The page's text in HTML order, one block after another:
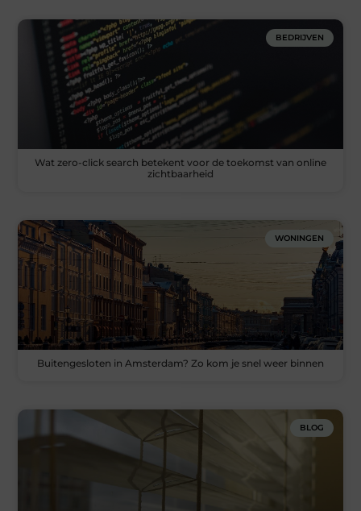
BEDRIJVEN
Wat zero-click search betekent voor de toekomst van online
zichtbaarheid
WONINGEN
Buitengesloten in Amsterdam? Zo kom je snel weer binnen
BLOG